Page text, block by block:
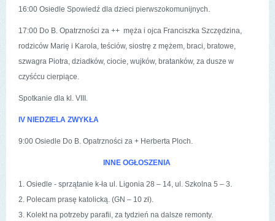
16:00 Osiedle Spowiedź dla dzieci pierwszokomunijnych.
17:00 Do B. Opatrzności za ++ męża i ojca Franciszka Szczędzina,
rodziców Marię i Karola, teściów, siostrę z mężem, braci, bratowe,
szwagra Piotra, dziadków, ciocie, wujków, bratanków, za dusze w
czyśćcu cierpiące.
Spotkanie dla kl. VIII.
IV NIEDZIELA ZWYKŁA
9:00 Osiedle Do B. Opatrzności za + Herberta Ploch.
INNE OGŁOSZENIA
1. Osiedle - sprzątanie k-ła ul. Ligonia 28 – 14, ul. Szkolna 5 – 3.
2. Polecam prasę katolicką. (GN – 10 zł).
3. Kolekt na potrzeby parafii, za tydzień na dalsze remonty.